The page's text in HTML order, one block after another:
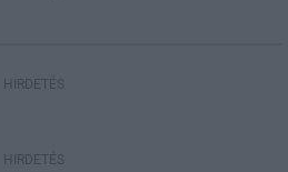
HIRDETÉS
HIRDETÉS